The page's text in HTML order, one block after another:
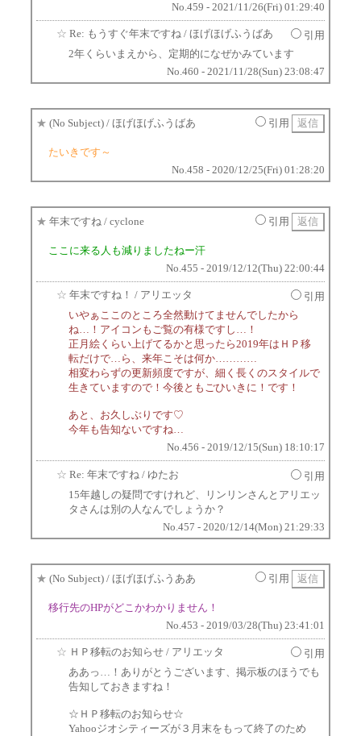
No.459 - 2021/11/26(Fri) 01:29:40
☆ Re: もうすぐ年末ですね / ほげほげふうばあ
引用
2年くらいまえから、定期的になぜかみています
No.460 - 2021/11/28(Sun) 23:08:47
★ (No Subject) / ほげほげふうばあ 引用
たいきです～
No.458 - 2020/12/25(Fri) 01:28:20
★ 年末ですね / cyclone 引用
ここに来る人も減りましたねー汗
No.455 - 2019/12/12(Thu) 22:00:44
☆ 年末ですね！ / アリエッタ
引用
いやぁここのところ全然動けてませんでしたから
ね…！アイコンもご覧の有様ですし…！
正月絵くらい上げてるかと思ったら2019年はＨＰ移
転だけで…ら、来年こそは何か…………
相変わらずの更新頻度ですが、細く長くのスタイルで
生きていますので！今後ともごひいきに！です！
あと、お久しぶりです♡
今年も告知ないですね…
No.456 - 2019/12/15(Sun) 18:10:17
☆ Re: 年末ですね / ゆたお
引用
15年越しの疑問ですけれど、リンリンさんとアリエッ
タさんは別の人なんでしょうか？
No.457 - 2020/12/14(Mon) 21:29:33
★ (No Subject) / ほげほげふうああ 引用
移行先のHPがどこかわかりません！
No.453 - 2019/03/28(Thu) 23:41:01
☆ ＨＰ移転のお知らせ / アリエッタ
引用
ああっ…！ありがとうございます、掲示板のほうでも
告知しておきますね！
☆ＨＰ移転のお知らせ☆
Yahooジオシティーズが３月末をもって終了のため